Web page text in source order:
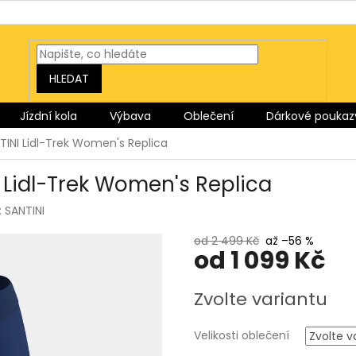
HLEDAT
Jízdní kola Výbava Oblečení Dárkové
Lidl-Trek Women's Replica
Trek Women's Replica
SANTINI
od 2 499 Kč až –56 %
od 1 099 Kč
cena:
Zvolte variantu
Velikosti oblečení